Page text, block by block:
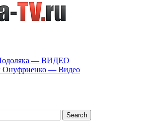
— ВИДЕО
Онуфриенко — Видео
Search